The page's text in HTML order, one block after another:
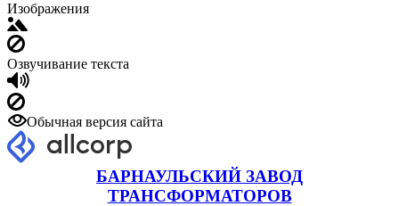
Изображения
Озвучивание текста
Обычная версия сайта
БАРНАУЛЬСКИЙ ЗАВОД
ТРАНСФОРМАТОРОВ